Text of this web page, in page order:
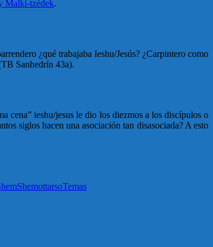
Malki-tzédek.
¿qué trabajaba Ieshu/Jesús? ¿Carpintero como
Sanhedrín 43a).
cena” ieshu/jesus le dio los diezmos a los discípulos o
siglos hacen una asociación tan disasociada? A esto
ShemottarsoTemas